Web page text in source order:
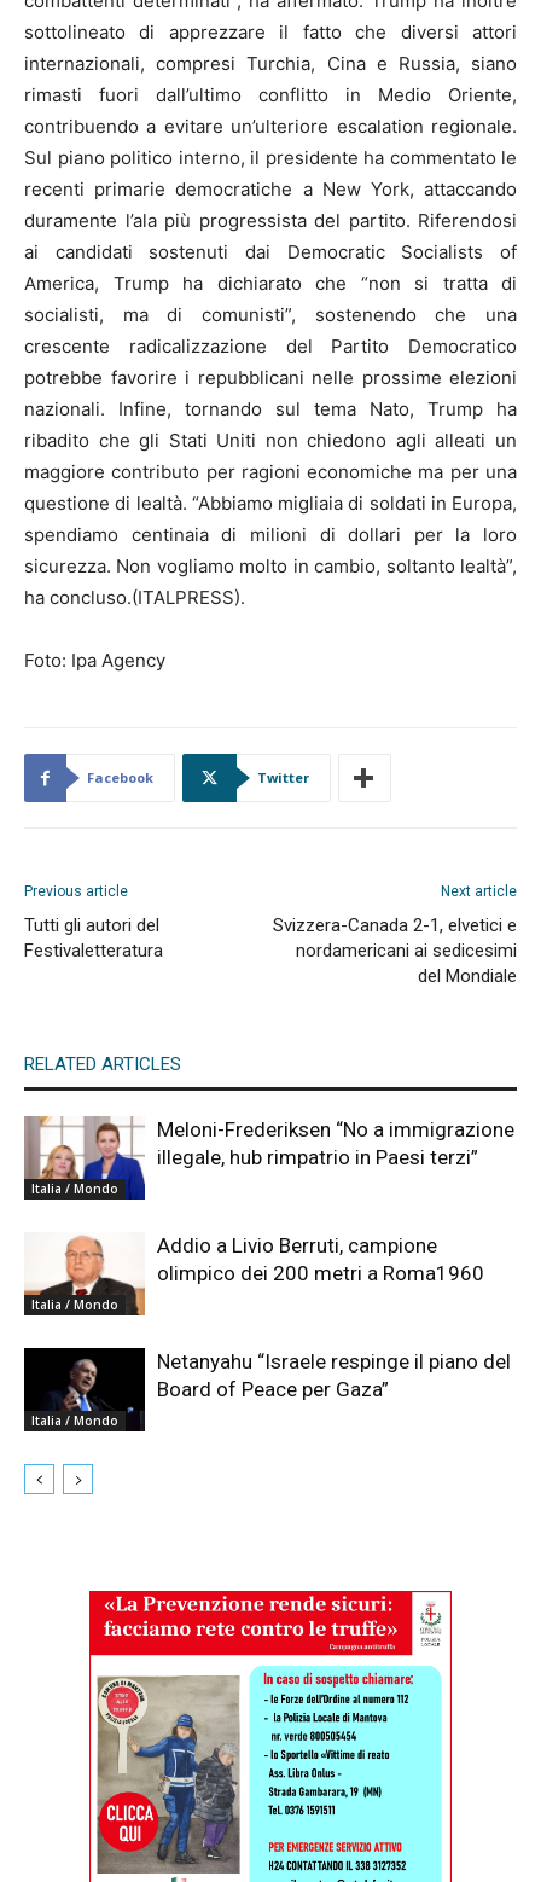
sottolineato di apprezzare il fatto che diversi attori
internazionali, compresi Turchia, Cina e Russia, siano
rimasti fuori dall’ultimo conflitto in Medio Oriente,
contribuendo a evitare un’ulteriore escalation regionale.
Sul piano politico interno, il presidente ha commentato le
recenti primarie democratiche a New York, attaccando
duramente l’ala più progressista del partito. Riferendosi
ai candidati sostenuti dai Democratic Socialists of
America, Trump ha dichiarato che “non si tratta di
socialisti, ma di comunisti”, sostenendo che una
crescente radicalizzazione del Partito Democratico
potrebbe favorire i repubblicani nelle prossime elezioni
nazionali. Infine, tornando sul tema Nato, Trump ha
ribadito che gli Stati Uniti non chiedono agli alleati un
maggiore contributo per ragioni economiche ma per una
questione di lealtà. “Abbiamo migliaia di soldati in Europa,
spendiamo centinaia di milioni di dollari per la loro
sicurezza. Non vogliamo molto in cambio, soltanto lealtà”,
ha concluso.(ITALPRESS).
Foto: Ipa Agency
Facebook Twitter
Previous article
Tutti gli autori del
Festivaletteratura
Next article
Svizzera-Canada 2-1, elvetici e
nordamericani ai sedicesimi
del Mondiale
RELATED ARTICLES
Italia / Mondo
Meloni-Frederiksen “No a immigrazione
illegale, hub rimpatrio in Paesi terzi”
Italia / Mondo
Addio a Livio Berruti, campione
olimpico dei 200 metri a Roma1960
Italia / Mondo
Netanyahu “Israele respinge il piano del
Board of Peace per Gaza”